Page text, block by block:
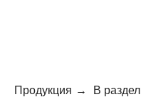
Продукция → В раздел